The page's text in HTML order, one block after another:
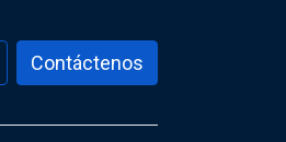
Contáctenos